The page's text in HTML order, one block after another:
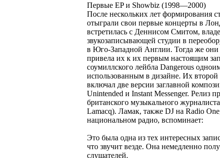
Первые EP и Showbiz (1998—2000)
После нескольких лет формирования
отыграли свои первые концерты в
встретилась с Деннисом Смитом,
звукозаписывающей студии в
в Юго-Западной Англии. Тогда же они
привела их к их первым настоящим
соумиллского лейбла Dangerous
использованным в дизайне. Их второй
включал две версии заглавной
Unintended и Instant Messenger. Релиз
британского музыкального
Lamacq). Ламак, также DJ на Radio
национальном радио, вспоминает:
Это была одна из тех интересных
что звучит везде. Она немедленно
слушателей.